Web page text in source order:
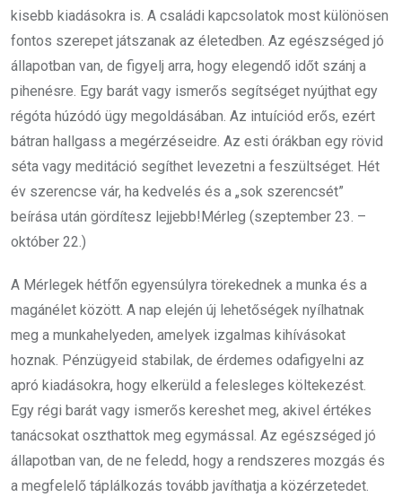
kisebb kiadásokra is. A családi kapcsolatok most különösen
fontos szerepet játszanak az életedben. Az egészséged jó
állapotban van, de figyelj arra, hogy elegendő időt szánj a
pihenésre. Egy barát vagy ismerős segítséget nyújthat egy
régóta húzódó ügy megoldásában. Az intuíciód erős, ezért
bátran hallgass a megérzéseidre. Az esti órákban egy rövid
séta vagy meditáció segíthet levezetni a feszültséget. Hét
év szerencse vár, ha kedvelés és a „sok szerencsét”
beírása után gördítesz lejjebb!Mérleg (szeptember 23. –
október 22.)
A Mérlegek hétfőn egyensúlyra törekednek a munka és a
magánélet között. A nap elején új lehetőségek nyílhatnak
meg a munkahelyeden, amelyek izgalmas kihívásokat
hoznak. Pénzügyeid stabilak, de érdemes odafigyelni az
apró kiadásokra, hogy elkerüld a felesleges költekezést.
Egy régi barát vagy ismerős kereshet meg, akivel értékes
tanácsokat oszthattok meg egymással. Az egészséged jó
állapotban van, de ne feledd, hogy a rendszeres mozgás és
a megfelelő táplálkozás tovább javíthatja a közérzetedet.